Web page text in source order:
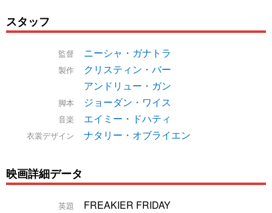
スタッフ
監督 ニーシャ・ガナトラ
製作
クリスティン・バー
アンドリュー・ガン
脚本 ジョーダン・ワイス
音楽 エイミー・ドハティ
衣裳デザイン ナタリー・オブライエン
映画詳細データ
英題 FREAKIER FRIDAY